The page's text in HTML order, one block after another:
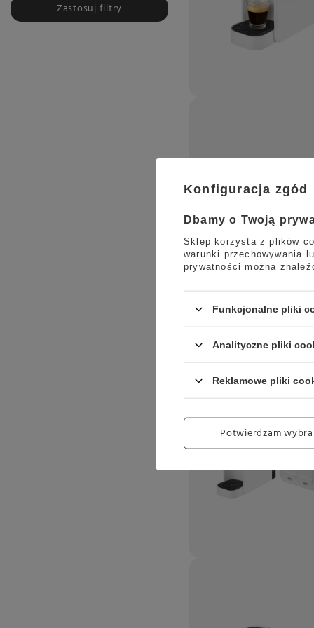
Zastosuj filtry
Konfiguracja zgód
Dbamy o Twoją
Sklep korzysta z plików
warunki przechowywania
prywatności można
Funkcjonalne pliki
Analityczne pliki
Reklamowe pliki
Potwierdzam